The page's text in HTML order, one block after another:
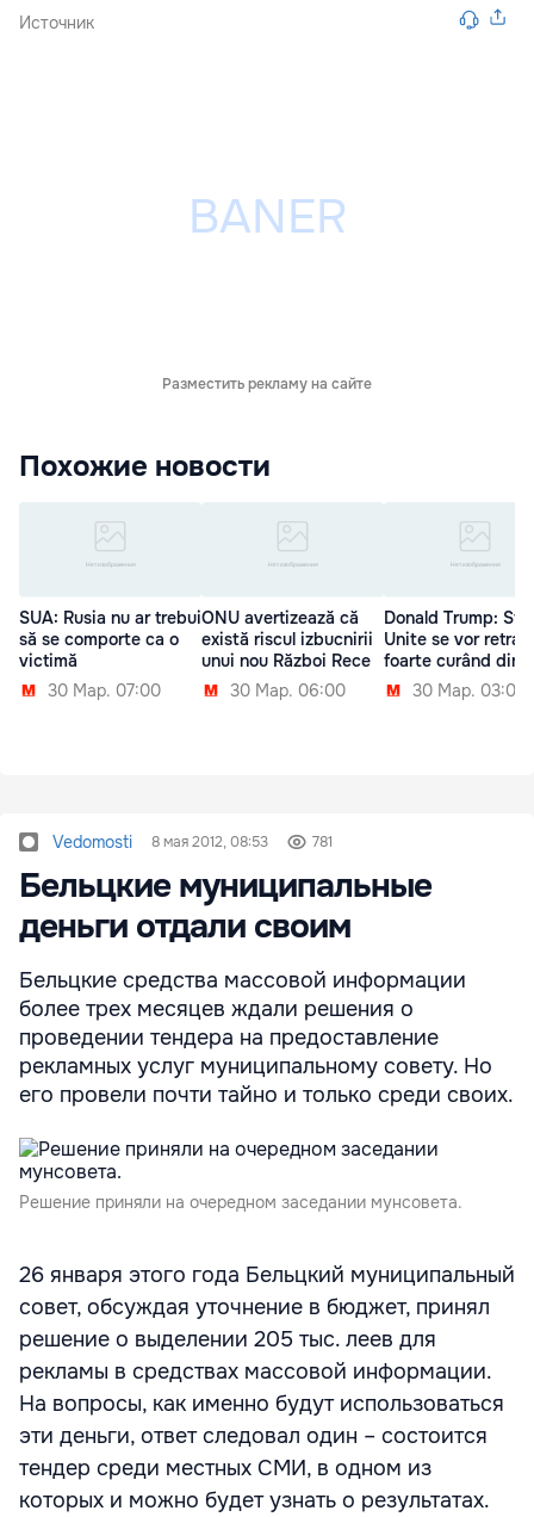
Источник
Разместить рекламу на сайте
Похожие новости
SUA: Rusia nu ar trebui
să se comporte ca o
victimă
30 Мар. 07:00
ONU avertizează că
există riscul izbucnirii
unui nou Război Rece
30 Мар. 06:00
Donald Trump:
Unite se vor
foarte curând din
30 Мар. 03:00
Vedomosti 8 мая 2012, 08:53 781
Бельцкие муниципальные
деньги отдали своим
Бельцкие средства массовой информации
более трех месяцев ждали решения о
проведении тендера на предоставление
рекламных услуг муниципальному совету. Но
его провели почти тайно и только среди своих.
Решение приняли на очередном заседании мунсовета.
26 января этого года Бельцкий муниципальный
совет, обсуждая уточнение в бюджет, принял
решение о выделении 205 тыс. леев для
рекламы в средствах массовой информации.
На вопросы, как именно будут использоваться
эти деньги, ответ следовал один – состоится
тендер среди местных СМИ, в одном из
которых и можно будет узнать о результатах.